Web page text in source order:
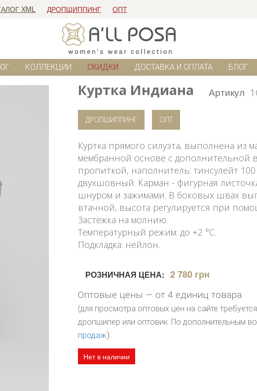
XML ДРОПШИППИНГ ОПТ
КОЛЛЕКЦИИ СКИДКИ ДОСТАВКА И ОПЛАТА БЛОГ
Куртка Индиана Артикул
ДРОПШИППИНГ ОПТ
Куртка прямого силуэта, выполнена из
мембранной основе с дополнительной
пропиткой, наполнитель: тинсулейт 100
двухшовный. Карман - фигурная
шнуром и зажимами. В боковых швах
втачной, высота регулируется при
Застёжка на молнию.
Температурный режим: до +2 °C.
Подкладка: нейлон.
РОЗНИЧНАЯ ЦЕНА: 2 780 грн
Оптовые цены — от 4 единиц товара
(для просмотра оптовых цен на сайте
дропшипер или оптовик. По дополнительным
продаж)
Нет в наличии